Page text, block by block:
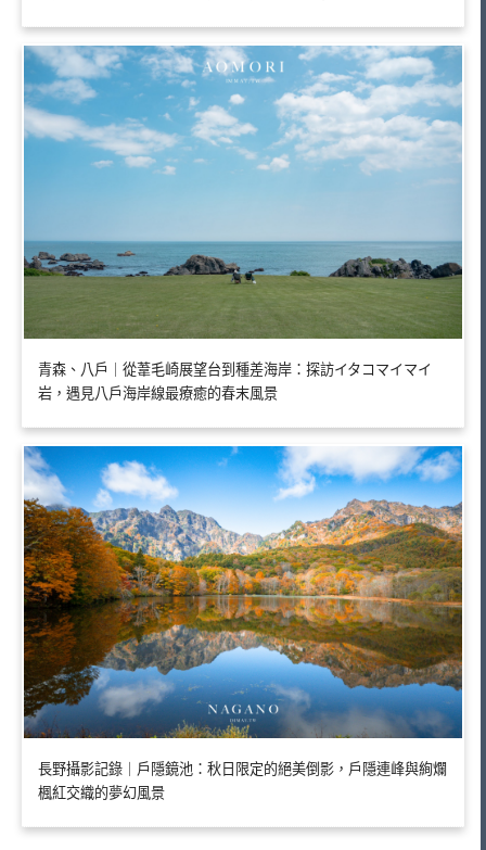
青森、八戶｜從葦毛崎展望台到種差海岸：探訪イタコマイマイ
岩，遇見八戶海岸線最療癒的春末風景
長野攝影記錄｜戶隱鏡池：秋日限定的絕美倒影，戶隱連峰與絢爛
楓紅交織的夢幻風景